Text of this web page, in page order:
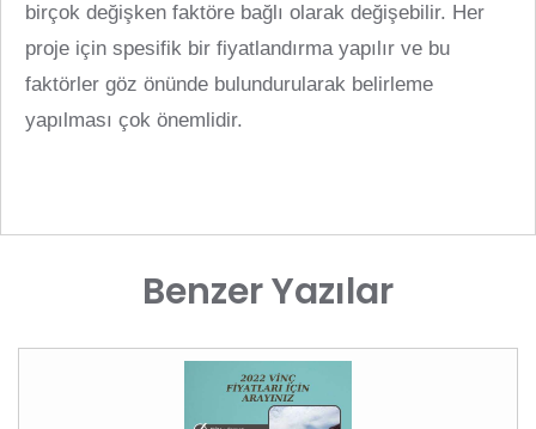
birçok değişken faktöre bağlı olarak değişebilir. Her
proje için spesifik bir fiyatlandırma yapılır ve bu
faktörler göz önünde bulundurularak belirleme
yapılması çok önemlidir.
Benzer Yazılar